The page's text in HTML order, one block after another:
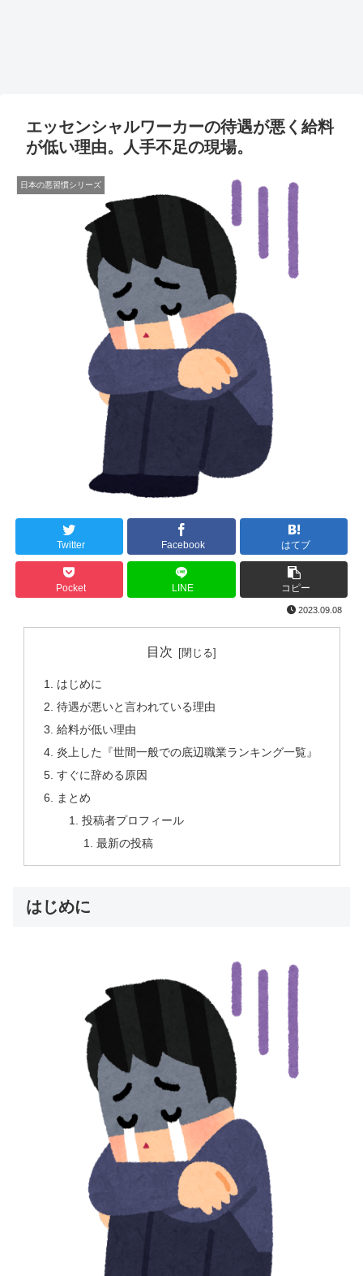
エッセンシャルワーカーの待遇が悪く給料
が低い理由。人手不足の現場。
日本の悪習慣シリーズ
Twitter Facebook はてブ
Pocket LINE コピー
2023.09.08
目次
はじめに
待遇が悪いと言われている理由
給料が低い理由
炎上した『世間一般での底辺職業ランキング一覧』
すぐに辞める原因
まとめ
投稿者プロフィール
最新の投稿
はじめに